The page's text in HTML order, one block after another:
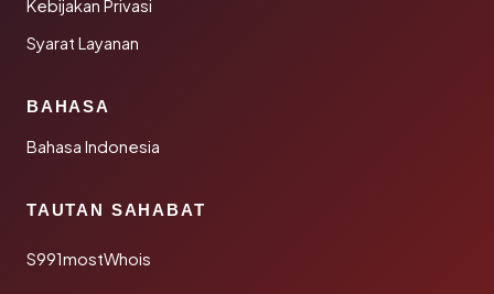
Kebijakan Privasi
Syarat Layanan
BAHASA
Bahasa Indonesia
TAUTAN SAHABAT
S991mostWhois